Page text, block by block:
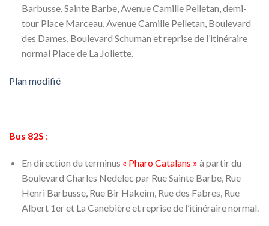
Barbusse, Sainte Barbe, Avenue Camille Pelletan, demi-
tour Place Marceau, Avenue Camille Pelletan, Boulevard
des Dames, Boulevard Schuman et reprise de l’itinéraire
normal Place de La Joliette.
Plan modifié
Bus 82S :
En direction du terminus « Pharo Catalans » à partir du
Boulevard Charles Nedelec par Rue Sainte Barbe, Rue
Henri Barbusse, Rue Bir Hakeim, Rue des Fabres, Rue
Albert 1er et La Canebière et reprise de l’itinéraire normal.